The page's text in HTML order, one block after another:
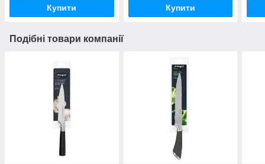
Купити Купити
Подібні товари компанії